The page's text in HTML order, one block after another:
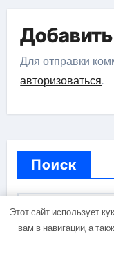
Для отправки
авторизоваться.
Поиск
Этот сайт использует
вам в навигации, а